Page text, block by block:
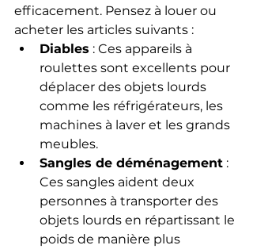
efficacement. Pensez à louer ou
acheter les articles suivants :
Diables : Ces appareils à
roulettes sont excellents pour
déplacer des objets lourds
comme les réfrigérateurs, les
machines à laver et les grands
meubles.
Sangles de déménagement :
Ces sangles aident deux
personnes à transporter des
objets lourds en répartissant le
poids de manière plus